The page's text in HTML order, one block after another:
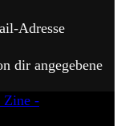
Adresse
dir angegebene